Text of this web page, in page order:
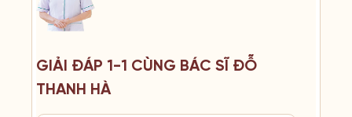
GIẢI ĐÁP 1-1 CÙNG BÁC SĨ ĐỖ
THANH HÀ